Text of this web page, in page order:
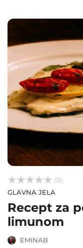


 (0)
GLAVNA JELA
Recept za
limunom
EMINAB